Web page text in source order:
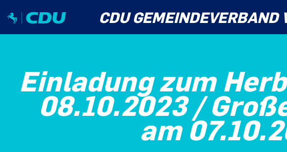
CDU GEMEINDEVERBAND
Einladung zum
08.10.2023 /
am